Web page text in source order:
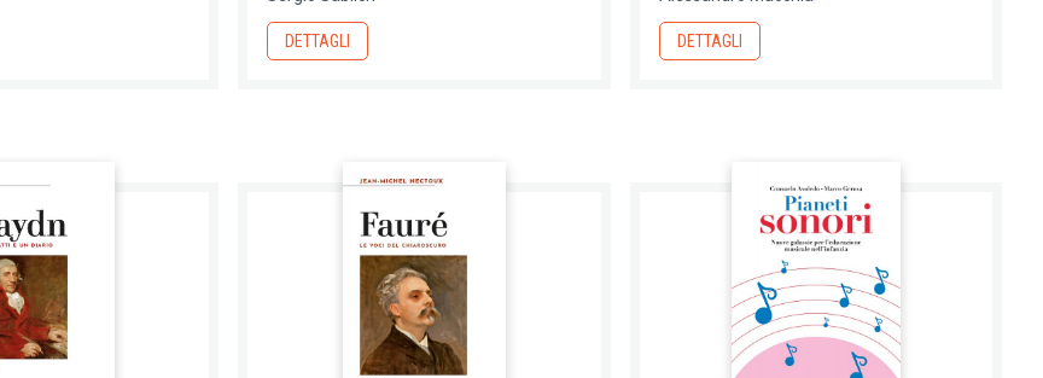
DETTAGLI DETTAGLI